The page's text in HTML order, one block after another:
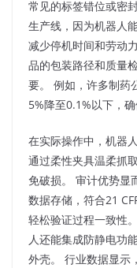
常见的标签错位或密
生产线，因为机器人
减少停机时间和劳动
品的包装路径和质量
要。 例如，许多制药
5%降至0.1%以下，
在实际操作中，机器
通过柔性夹具温柔抓
免破损。 审计优势显
数据存储，符合21
轻松验证过程一致性
人还能集成防静电功
外壳。 行业数据显示